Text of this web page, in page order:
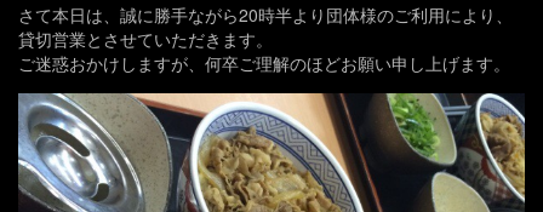
さて本日は、誠に勝手ながら20時半より団体様のご利用により、
貸切営業とさせていただきます。
ご迷惑おかけしますが、何卒ご理解のほどお願い申し上げます。